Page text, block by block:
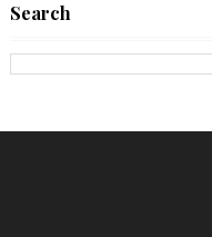
Search